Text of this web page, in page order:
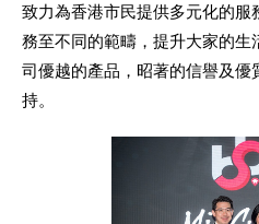
致力為香港市民提供多元化的服
務至不同的範疇，提升大家的生
司優越的產品，昭著的信譽及優
持。